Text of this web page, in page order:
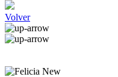
Volver